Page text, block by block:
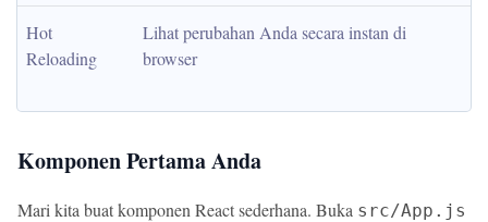
Hot
Reloading
Lihat perubahan Anda secara instan di
browser
Komponen Pertama Anda
Mari kita buat komponen React sederhana. Buka src/App.js